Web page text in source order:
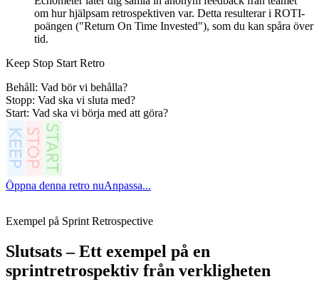
om hur hjälpsam retrospektiven var. Detta resulterar i ROTI-
poängen ("Return On Time Invested"), som du kan spåra över
tid.
Keep Stop Start Retro
Behåll: Vad bör vi behålla?
Stopp: Vad ska vi sluta med?
Start: Vad ska vi börja med att göra?
Öppna denna retro nuAnpassa...
Exempel på Sprint Retrospective
Slutsats – Ett exempel på en
sprintretrospektiv från verkligheten